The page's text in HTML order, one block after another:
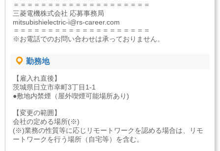
＝＝＝＝＝＝＝＝＝＝＝＝＝＝＝＝＝＝＝＝
三菱電機株式会社 応募事務局
mitsubishielectric-i@rs-career.com
＝＝＝＝＝＝＝＝＝＝＝＝＝＝＝＝＝＝＝＝
※お電話でのお問い合わせは承っておりません。
勤務地
【雇入れ直後】
茨城県日立市幸町3丁目1-1
●敷地内禁煙（屋外喫煙可能場所あり)
【変更の範囲】
会社の定める場所(※)
(※)業務の性質等に応じリモートワークを認める場合は、リモ
ートワークを行う場所（自宅等）を含む。